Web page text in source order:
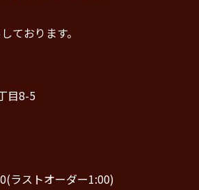
ております。
目8-5
ラストオーダー1:00)